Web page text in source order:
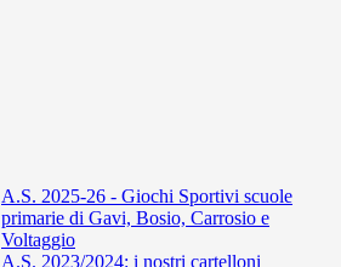
A.S. 2025-26 - Giochi Sportivi scuole
primarie di Gavi, Bosio, Carrosio e
Voltaggio
A.S. 2023/2024: i nostri cartelloni